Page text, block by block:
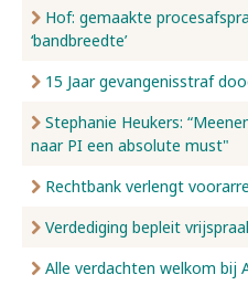
Hof: gemaakte
‘bandbreedte’
15 Jaar gevangenisstraf
Stephanie Heukers:
naar PI een absolute must"
Rechtbank verlengt
Verdediging bepleit
Alle verdachten welkom bij